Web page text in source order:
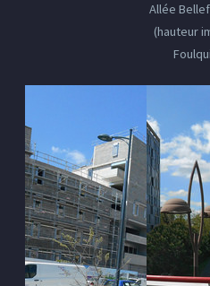
Allée
(hauteur